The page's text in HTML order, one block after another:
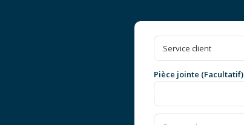
Pièce jointe (Facultatif)